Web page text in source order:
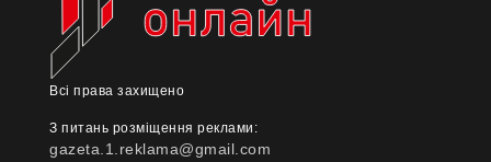
Всі права захищено
З питань розміщення реклами:
gazeta.1.reklama@gmail.com